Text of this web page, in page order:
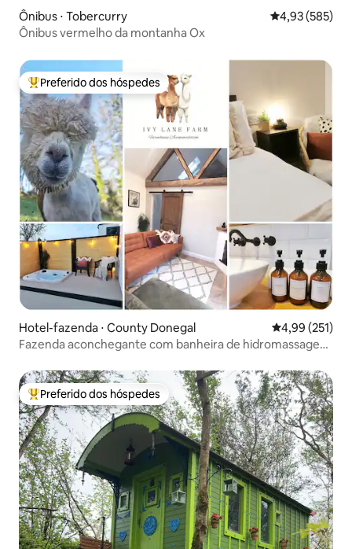
Ônibus ⋅ Tobercurry 4,93 de uma
4,93 (585)
Ônibus vermelho da montanha Ox
Entre os melhores preferidos dos hóspedes
Preferido dos hóspedes
Hotel-fazenda ⋅ County Donegal 4,99 de uma
4,99 (251)
Fazenda aconchegante com banheira de hidromassagem
Entre os melhores preferidos dos hóspedes
Preferido dos hóspedes